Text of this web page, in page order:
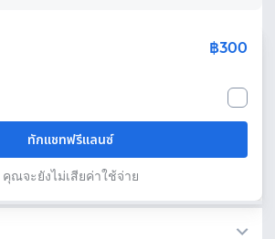
฿300
ทักแชทฟรีแลนซ์
คุณจะยังไม่เสียค่าใช้จ่าย